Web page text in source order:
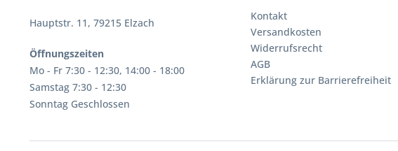
Hauptstr. 11, 79215 Elzach
Öffnungszeiten
Mo - Fr 7:30 - 12:30, 14:00 - 18:00
Samstag 7:30 - 12:30
Sonntag Geschlossen
Kontakt
Versandkosten
Widerrufsrecht
AGB
Erklärung zur Barrierefreiheit